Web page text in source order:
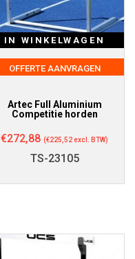
IN WINKELWAGEN
OFFERTE AANVRAGEN
Artec Full Aluminium
Competitie horden
€272,88 (€225,52excl. BTW)
TS-23105